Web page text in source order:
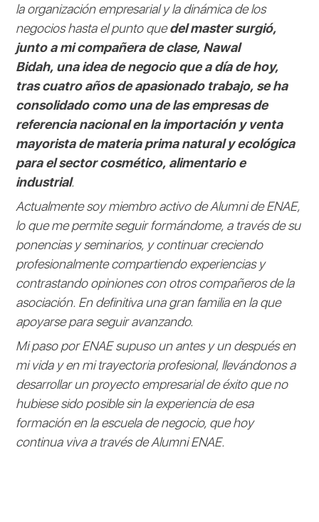
la organización empresarial y la dinámica de los
negocios hasta el punto quedel master surgió,
junto a mi compañera de clase, Nawal
Bidah, una idea de negocio que a día de hoy,
tras cuatro años de apasionado trabajo, se ha
consolidado como una de las empresas de
referencia nacional en la importación y venta
mayorista de materia prima natural y ecológica
para el sector cosmético, alimentario e
industrial.
Actualmente soy miembro activo de Alumni de ENAE,
lo que me permite seguir formándome, a través de su
ponencias y seminarios, y continuar creciendo
profesionalmente compartiendo experiencias y
contrastando opiniones con otros compañeros de la
asociación. En definitiva una gran familia en la que
apoyarse para seguir avanzando.
Mi paso por ENAE supuso un antes y un después en
mi vida y en mi trayectoria profesional, llevándonos a
desarrollar un proyecto empresarial de éxito que no
hubiese sido posible sin la experiencia de esa
formación en la escuela de negocio, que hoy
continua viva a través de Alumni ENAE.